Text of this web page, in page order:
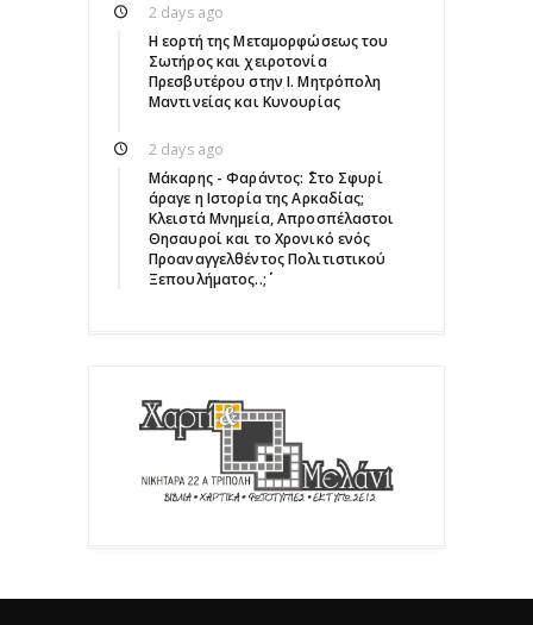
2 days ago
Η εορτή της Μεταμορφώσεως του
Σωτήρος και χειροτονία
Πρεσβυτέρου στην Ι. Μητρόπολη
Μαντινείας και Κυνουρίας
2 days ago
Μάκαρης - Φαράντος: ΄΄Στο Σφυρί
άραγε η Ιστορία της Αρκαδίας;
Κλειστά Μνημεία, Απροσπέλαστοι
Θησαυροί και το Χρονικό ενός
Προαναγγελθέντος Πολιτιστικού
Ξεπουλήματος..;΄΄